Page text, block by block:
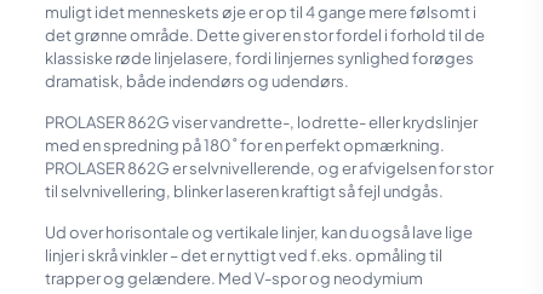
muligt idet menneskets øje er op til 4 gange mere følsomt i
det grønne område. Dette giver en stor fordel i forhold til de
klassiske røde linjelasere, fordi linjernes synlighed forøges
dramatisk, både indendørs og udendørs.
PROLASER 862G viser vandrette-, lodrette- eller krydslinjer
med en spredning på 180˚ for en perfekt opmærkning.
PROLASER 862G er selvnivellerende, og er afvigelsen for stor
til selvnivellering, blinker laseren kraftigt så fejl undgås.
Ud over horisontale og vertikale linjer, kan du også lave lige
linjer i skrå vinkler – det er nyttigt ved f.eks. opmåling til
trapper og gelændere. Med V-spor og neodymium